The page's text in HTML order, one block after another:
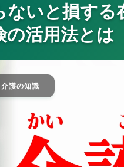
ないと損する
の活用法とは
介護の知識